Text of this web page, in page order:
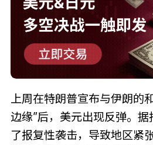
上周在特朗普宣布与伊朗的
边缘”后，美元出现反弹。
了报复性袭击，导致地区紧